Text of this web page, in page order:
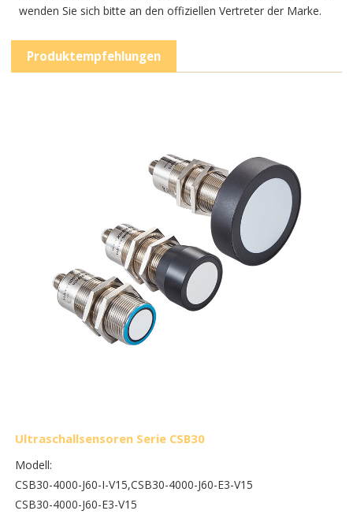
wenden Sie sich bitte an den offiziellen Vertreter der Marke.
Produktempfehlungen
Ultraschallsensoren Serie CSB30
Modell:
CSB30-4000-J60-I-V15,CSB30-4000-J60-E3-V15
CSB30-4000-J60-E3-V15